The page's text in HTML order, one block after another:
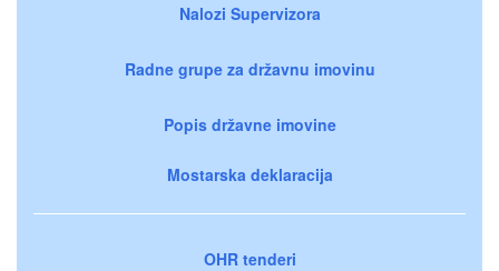
Nalozi Supervizora
Radne grupe za državnu imovinu
Popis državne imovine
Mostarska deklaracija
OHR tenderi